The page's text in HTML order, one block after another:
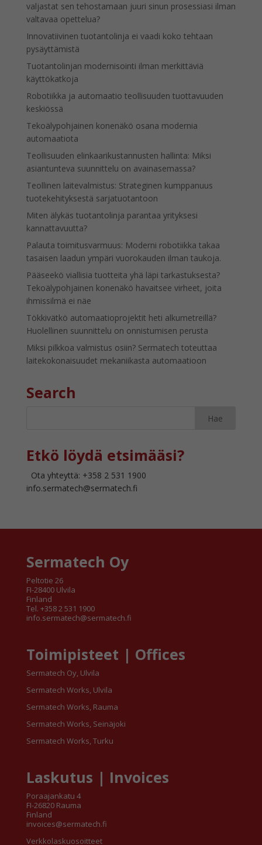
valjastat sen tehostamaan juuri sinun prosessiasi ilman
valtavaa opettelua?
Innovatiivinen tuotantolinja ei vaadi koko tehtaan
pysäyttämistä
Tuotantolinjan modernisointi ilman merkittäviä
käyttökatkoja
Robotiikka ja automaatio teollisuuden tuottavuuden
keskiössä
Tekoälypohjainen konenäkö osana modernia
automaatiota
Teollisuuden elinkaarikustannusten hallinta: Miksi
asiantunteva suunnittelu on avainasemassa?
Teollinen laitevalmistus: Strateginen kumppanuus
tuotekehityksestä sarjatuotantoon
Miten älykäs tuotantolinja parantaa yrityksesi
kannattavuutta?
Palauta toimitusvarmuus: Moderni robotiikka takaa
tasaisen laadun ympäri vuorokauden ilman taukoja.
Pääseekö viallisia tuotteita yhä läpi tarkastuksesta?
Tekoälypohjainen konenäkö havaitsee virheet, joita
ihmissilmä ei näe
Tökkivätkö automaatioprojektit heti alkumetreillä?
Huolellinen suunnittelu on onnistumisen perusta
Miksi pilkkoa valmistus osiin? Sermatech toteuttaa
laitekokonaisuudet mekaniikasta automaatioon
Search
Etkö löydä etsimääsi?
Ota yhteyttä: +358 2 531 1900
info.sermatech@sermatech.fi
Sermatech Oy
Peltotie 26
FI-28400 Ulvila
Finland
Tel. +358 2 531 1900
info.sermatech@sermatech.fi
Toimipisteet | Offices
Sermatech Oy, Ulvila
Sermatech Works, Ulvila
Sermatech Works, Rauma
Sermatech Works, Seinäjoki
Sermatech Works, Turku
Laskutus | Invoices
Poraajankatu 4
FI-26820 Rauma
Finland
invoices@sermatech.fi
Verkkolaskuosoitteet